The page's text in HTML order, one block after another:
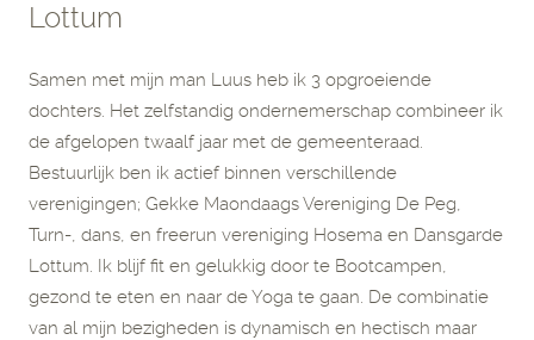
Lottum
Samen met mijn man Luus heb ik 3 opgroeiende
dochters. Het zelfstandig ondernemerschap combineer ik
de afgelopen twaalf jaar met de gemeenteraad.
Bestuurlijk ben ik actief binnen verschillende
verenigingen; Gekke Maondaags Vereniging De Peg,
Turn-, dans, en freerun vereniging Hosema en Dansgarde
Lottum. Ik blijf fit en gelukkig door te Bootcampen,
gezond te eten en naar de Yoga te gaan. De combinatie
van al mijn bezigheden is dynamisch en hectisch maar